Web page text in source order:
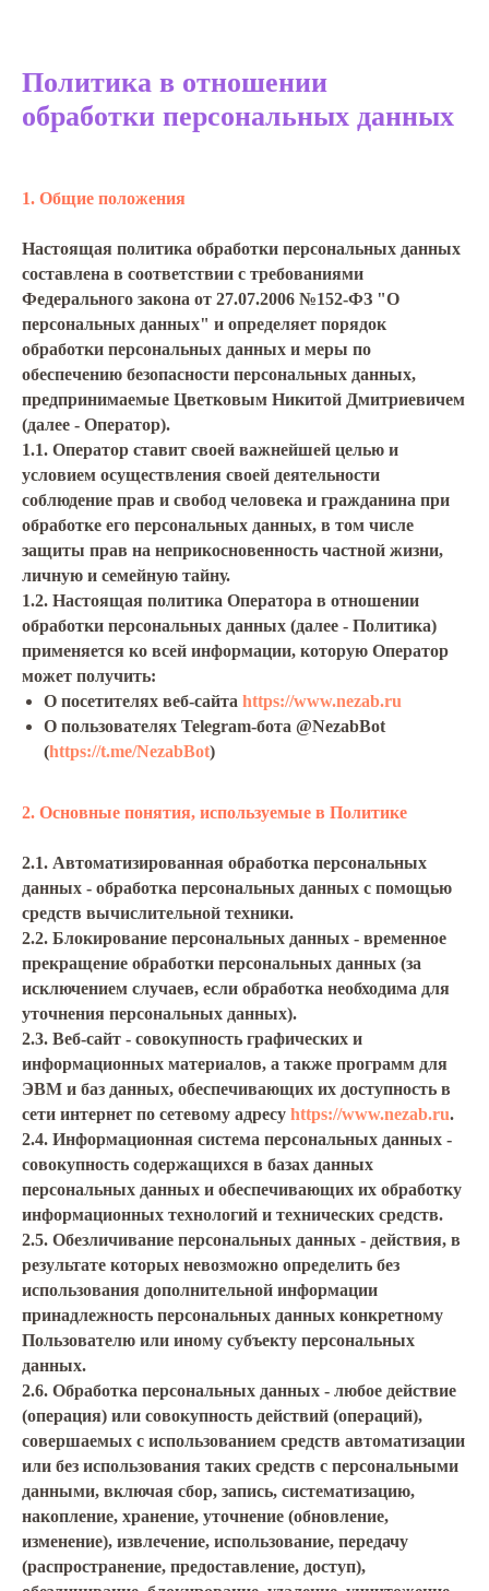
Политика в отношении
обработки персональных данных
1. Общие положения
Настоящая политика обработки персональных данных
составлена в соответствии с требованиями
Федерального закона от 27.07.2006 №152-ФЗ "О
персональных данных" и определяет порядок
обработки персональных данных и меры по
обеспечению безопасности персональных данных,
предпринимаемые Цветковым Никитой Дмитриевичем
(далее - Оператор).
1.1. Оператор ставит своей важнейшей целью и
условием осуществления своей деятельности
соблюдение прав и свобод человека и гражданина при
обработке его персональных данных, в том числе
защиты прав на неприкосновенность частной жизни,
личную и семейную тайну.
1.2. Настоящая политика Оператора в отношении
обработки персональных данных (далее - Политика)
применяется ко всей информации, которую Оператор
может получить:
О посетителях веб-сайта https://www.nezab.ru
О пользователях Telegram-бота @NezabBot
(https://t.me/NezabBot)
2. Основные понятия, используемые в Политике
2.1. Автоматизированная обработка персональных
данных - обработка персональных данных с помощью
средств вычислительной техники.
2.2. Блокирование персональных данных - временное
прекращение обработки персональных данных (за
исключением случаев, если обработка необходима для
уточнения персональных данных).
2.3. Веб-сайт - совокупность графических и
информационных материалов, а также программ для
ЭВМ и баз данных, обеспечивающих их доступность в
сети интернет по сетевому адресу https://www.nezab.ru.
2.4. Информационная система персональных данных -
совокупность содержащихся в базах данных
персональных данных и обеспечивающих их обработку
информационных технологий и технических средств.
2.5. Обезличивание персональных данных - действия, в
результате которых невозможно определить без
использования дополнительной информации
принадлежность персональных данных конкретному
Пользователю или иному субъекту персональных
данных.
2.6. Обработка персональных данных - любое действие
(операция) или совокупность действий (операций),
совершаемых с использованием средств автоматизации
или без использования таких средств с персональными
данными, включая сбор, запись, систематизацию,
накопление, хранение, уточнение (обновление,
изменение), извлечение, использование, передачу
(распространение, предоставление, доступ),